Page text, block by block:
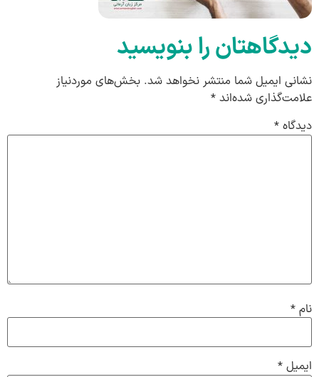
دیدگاهتان را بنویسید
نشانی ایمیل شما منتشر نخواهد شد. بخش‌های موردنیاز
علامت‌گذاری شده‌اند *
دیدگاه *
نام *
ایمیل *